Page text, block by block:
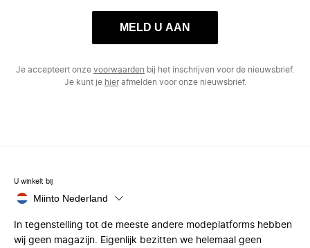
MELD U AAN
Je accepteert onze voorwaarden bij het inschrijven voor de nieuwsbrief.
Je kunt je hierafmelden voor onze nieuwsbrief.
U winkelt bij
Miinto Nederland
In tegenstelling tot de meeste andere modeplatforms hebben
wij geen magazijn. Eigenlijk bezitten we helemaal geen